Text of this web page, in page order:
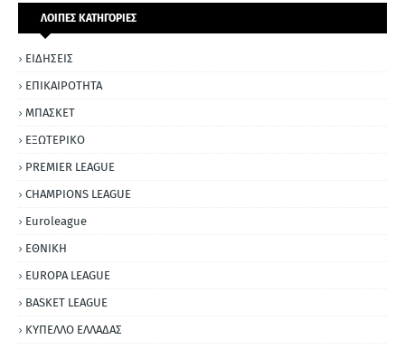
ΛΟΙΠΕΣ ΚΑΤΗΓΟΡΙΕΣ
ΕΙΔΗΣΕΙΣ
ΕΠΙΚΑΙΡΟΤΗΤΑ
ΜΠΑΣΚΕΤ
ΕΞΩΤΕΡΙΚΟ
PREMIER LEAGUE
CHAMPIONS LEAGUE
Euroleague
ΕΘΝΙΚΗ
EUROPA LEAGUE
BASKET LEAGUE
ΚΥΠΕΛΛΟ ΕΛΛΑΔΑΣ